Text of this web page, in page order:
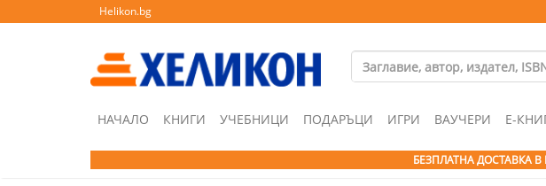
Helikon.bg
НАЧАЛО КНИГИ УЧЕБНИЦИ ПОДАРЪЦИ ИГРИ ВАУЧЕРИ Е-
БЕЗПЛАТНА ДОСТАВКА